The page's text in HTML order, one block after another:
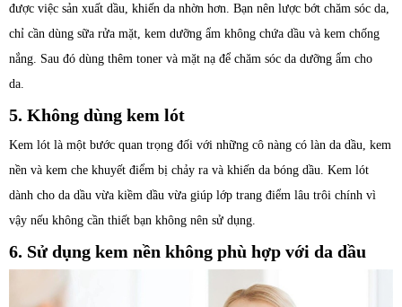
được việc sản xuất dầu, khiến da nhờn hơn. Bạn nên lược bớt chăm sóc da,
chỉ cần dùng sữa rửa mặt, kem dưỡng ẩm không chứa dầu và kem chống
nắng. Sau đó dùng thêm toner và mặt nạ để chăm sóc da dưỡng ẩm cho
da.
5. Không dùng kem lót
Kem lót là một bước quan trọng đối với những cô nàng có làn da dầu, kem
nền và kem che khuyết điểm bị chảy ra và khiến da bóng dầu. Kem lót
dành cho da dầu vừa kiềm dầu vừa giúp lớp trang điểm lâu trôi chính vì
vậy nếu không cần thiết bạn không nên sử dụng.
6. Sử dụng kem nền không phù hợp với da dầu